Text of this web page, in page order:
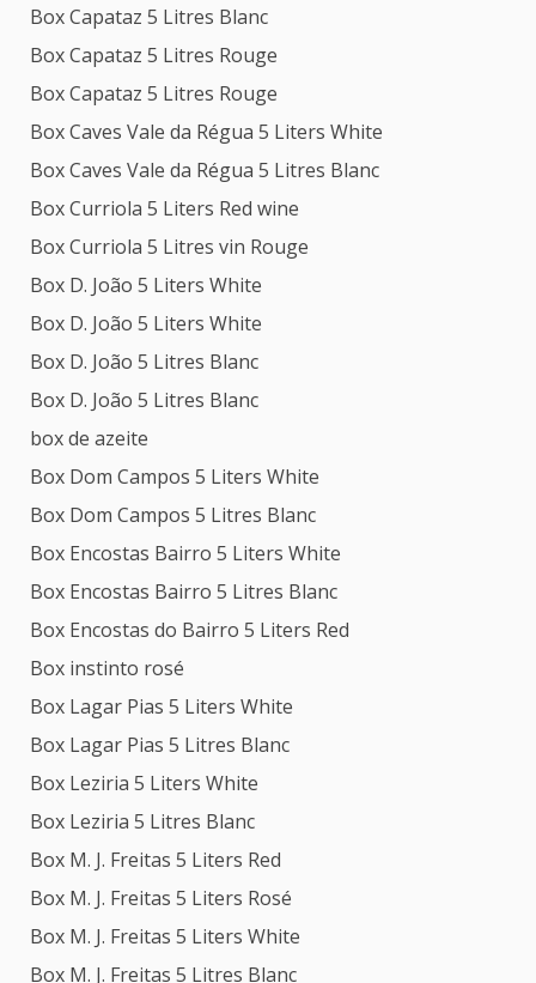
Box Capataz 5 Litres Blanc
Box Capataz 5 Litres Rouge
Box Capataz 5 Litres Rouge
Box Caves Vale da Régua 5 Liters White
Box Caves Vale da Régua 5 Litres Blanc
Box Curriola 5 Liters Red wine
Box Curriola 5 Litres vin Rouge
Box D. João 5 Liters White
Box D. João 5 Liters White
Box D. João 5 Litres Blanc
Box D. João 5 Litres Blanc
box de azeite
Box Dom Campos 5 Liters White
Box Dom Campos 5 Litres Blanc
Box Encostas Bairro 5 Liters White
Box Encostas Bairro 5 Litres Blanc
Box Encostas do Bairro 5 Liters Red
Box instinto rosé
Box Lagar Pias 5 Liters White
Box Lagar Pias 5 Litres Blanc
Box Leziria 5 Liters White
Box Leziria 5 Litres Blanc
Box M. J. Freitas 5 Liters Red
Box M. J. Freitas 5 Liters Rosé
Box M. J. Freitas 5 Liters White
Box M. J. Freitas 5 Litres Blanc